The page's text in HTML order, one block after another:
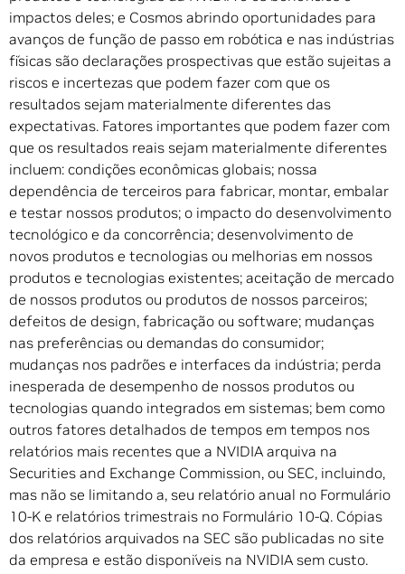
impactos deles; e Cosmos abrindo oportunidades para
avanços de função de passo em robótica e nas indústrias
físicas são declarações prospectivas que estão sujeitas a
riscos e incertezas que podem fazer com que os
resultados sejam materialmente diferentes das
expectativas. Fatores importantes que podem fazer com
que os resultados reais sejam materialmente diferentes
incluem: condições econômicas globais; nossa
dependência de terceiros para fabricar, montar, embalar
e testar nossos produtos; o impacto do desenvolvimento
tecnológico e da concorrência; desenvolvimento de
novos produtos e tecnologias ou melhorias em nossos
produtos e tecnologias existentes; aceitação de mercado
de nossos produtos ou produtos de nossos parceiros;
defeitos de design, fabricação ou software; mudanças
nas preferências ou demandas do consumidor;
mudanças nos padrões e interfaces da indústria; perda
inesperada de desempenho de nossos produtos ou
tecnologias quando integrados em sistemas; bem como
outros fatores detalhados de tempos em tempos nos
relatórios mais recentes que a NVIDIA arquiva na
Securities and Exchange Commission, ou SEC, incluindo,
mas não se limitando a, seu relatório anual no Formulário
10-K e relatórios trimestrais no Formulário 10-Q. Cópias
dos relatórios arquivados na SEC são publicadas no site
da empresa e estão disponíveis na NVIDIA sem custo.